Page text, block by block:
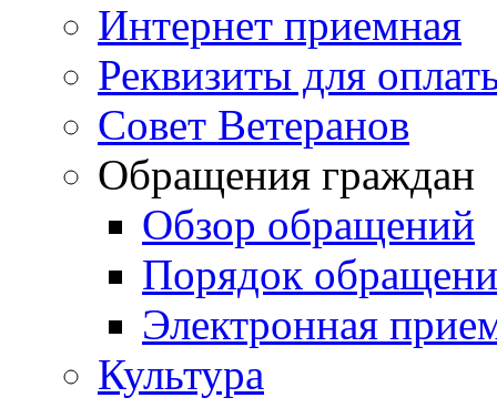
Интернет приемная
Реквизиты для
Совет Ветеранов
Обращения граждан
Обзор обращений
Порядок
Электронная
Культура